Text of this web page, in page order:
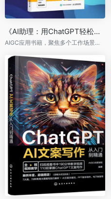
《AI助理：用ChatGPT轻松搞定工作》
AIGC应用书籍，聚焦多个工作场景，掌握AI工具实际用处，提高个人能力。